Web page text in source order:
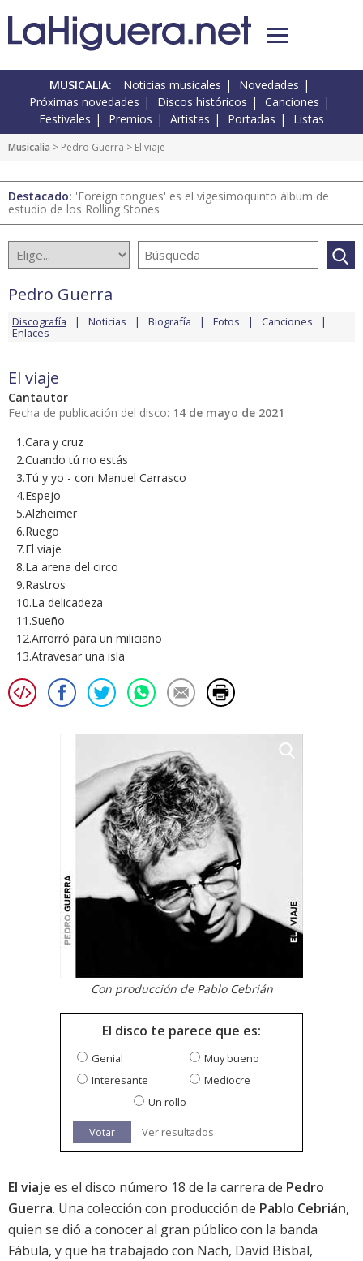
MUSICALIA: Noticias musicales
Novedades
Próximas novedades
Discos históricos
Canciones
Festivales
Premios Artistas Portadas Listas
Musicalia > Pedro Guerra > El viaje
Destacado: 'Foreign tongues' es el vigesimoquinto álbum de
estudio de los Rolling Stones
Pedro Guerra
Discografía Noticias Biografía Fotos Canciones
Enlaces
El viaje
Cantautor
Fecha de publicación del disco: 14 de mayo de 2021
1.Cara y cruz
2.Cuando tú no estás
3.Tú y yo - con Manuel Carrasco
4.Espejo
5.Alzheimer
6.Ruego
7.El viaje
8.La arena del circo
9.Rastros
10.La delicadeza
11.Sueño
12.Arrorró para un miliciano
13.Atravesar una isla
Con producción de Pablo Cebrián
El disco te parece que es:
Genial
Muy bueno
Interesante
Mediocre
Un rollo
Votar Ver resultados
El viaje es el disco número 18 de la carrera de Pedro
Guerra. Una colección con producción de Pablo Cebrián,
quien se dió a conocer al gran público con la banda
Fábula, y que ha trabajado con Nach, David Bisbal,